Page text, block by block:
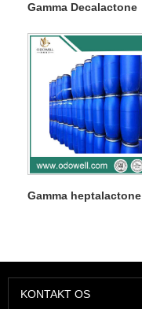
Gamma Decalactone
Gamma heptalactone
KONTAKT OS